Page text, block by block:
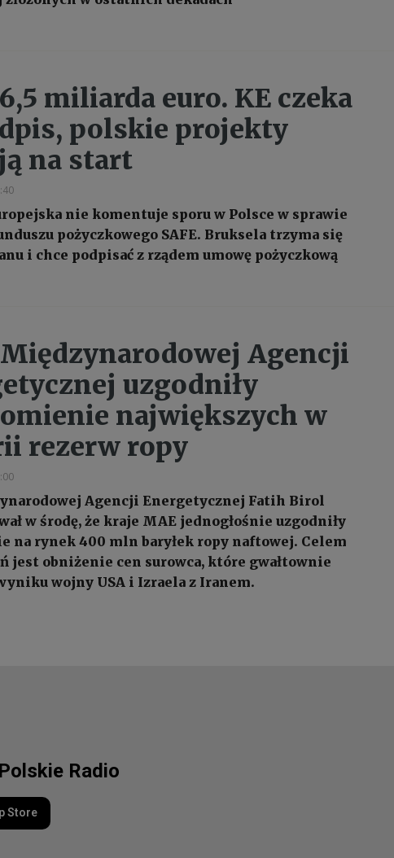
miliarda euro. KE czeka
polskie projekty
na start
nie komentuje sporu w Polsce w sprawie
pożyczkowego SAFE. Bruksela trzyma się
i chce podpisać z rządem umowę pożyczkową
Agencji
uzgodniły
największych w
rezerw ropy
Agencji Energetycznej Fatih Birol
w środę, że kraje MAE jednogłośnie uzgodniły
na rynek 400 mln baryłek ropy naftowej. Celem
jest obniżenie cen surowca, które gwałtownie
wojny USA i Izraela z Iranem.
Radio
Store